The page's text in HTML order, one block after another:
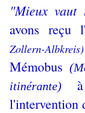
"Mieux vaut
avons reçu
Zollern-Albkreis)
Mémobus
itinérante)
à
l'intervention